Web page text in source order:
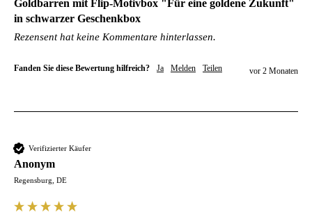
Goldbarren mit Flip-Motivbox "Für eine goldene Zukunft"
in schwarzer Geschenkbox
Rezensent hat keine Kommentare hinterlassen.
Fanden Sie diese Bewertung hilfreich? Ja Melden Teilen vor 2 Monaten
Verifizierter Käufer
Anonym
Regensburg, DE